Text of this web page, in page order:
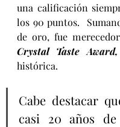
una calificación
los 90 puntos.
Crystal Taste Award,
histórica.
Cabe destacar
casi 20 años